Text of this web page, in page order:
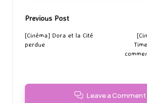
Post
navigation
Previous Post
[Cinéma] Dora et la Cité
perdue
Leave a Comment